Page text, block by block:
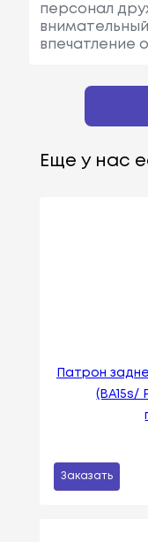
персонал
впечатление
Еще у нас
Патрон
(BA15s/
Заказать